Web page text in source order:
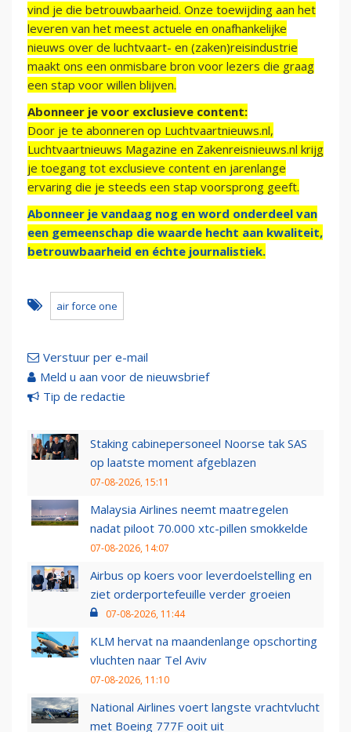
vind je die betrouwbaarheid. Onze toewijding aan het
leveren van het meest actuele en onafhankelijke
nieuws over de luchtvaart- en (zaken)reisindustrie
maakt ons een onmisbare bron voor lezers die graag
een stap voor willen blijven.
Abonneer je voor exclusieve content:
Door je te abonneren op Luchtvaartnieuws.nl,
Luchtvaartnieuws Magazine en Zakenreisnieuws.nl krijg
je toegang tot exclusieve content en jarenlange
ervaring die je steeds een stap voorsprong geeft.
Abonneer je vandaag nog en word onderdeel van
een gemeenschap die waarde hecht aan kwaliteit,
betrouwbaarheid en échte journalistiek.
air force one
Verstuur per e-mail
Meld u aan voor de nieuwsbrief
Tip de redactie
Staking cabinepersoneel Noorse tak SAS
op laatste moment afgeblazen
07-08-2026, 15:11
Malaysia Airlines neemt maatregelen
nadat piloot 70.000 xtc-pillen smokkelde
07-08-2026, 14:07
Airbus op koers voor leverdoelstelling en
ziet orderportefeuille verder groeien
07-08-2026, 11:44
KLM hervat na maandenlange opschorting
vluchten naar Tel Aviv
07-08-2026, 11:10
National Airlines voert langste vrachtvlucht
met Boeing 777F ooit uit